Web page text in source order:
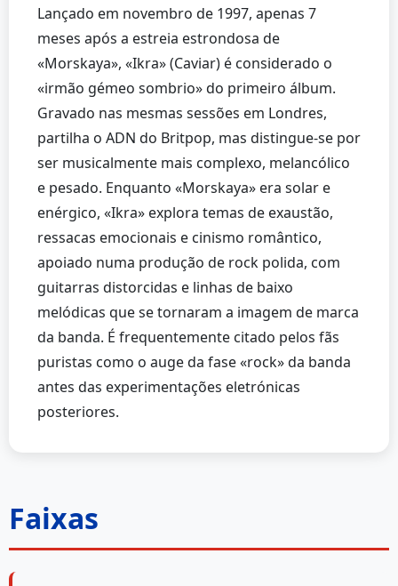
Lançado em novembro de 1997, apenas 7
meses após a estreia estrondosa de
«Morskaya», «Ikra» (Caviar) é considerado o
«irmão gémeo sombrio» do primeiro álbum.
Gravado nas mesmas sessões em Londres,
partilha o ADN do Britpop, mas distingue-se por
ser musicalmente mais complexo, melancólico
e pesado. Enquanto «Morskaya» era solar e
enérgico, «Ikra» explora temas de exaustão,
ressacas emocionais e cinismo romântico,
apoiado numa produção de rock polida, com
guitarras distorcidas e linhas de baixo
melódicas que se tornaram a imagem de marca
da banda. É frequentemente citado pelos fãs
puristas como o auge da fase «rock» da banda
antes das experimentações eletrónicas
posteriores.
Faixas